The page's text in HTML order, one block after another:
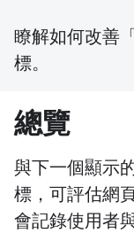
瞭解如何改善
標。
總覽
與下一個顯示
標，可評估網
會記錄使用者